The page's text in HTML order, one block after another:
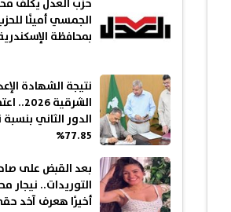
حزب العدل يكلف
الجمسي أمينًا
بمحافظة
نتيجة الشهادة
الشرقية
الدور الثاني بنسبة
77.85%
بعد القبض على
التوريدات.. نيجار
أخيرًا هعرف آخد